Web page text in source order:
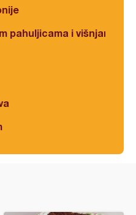
pahuljicama i višnjama